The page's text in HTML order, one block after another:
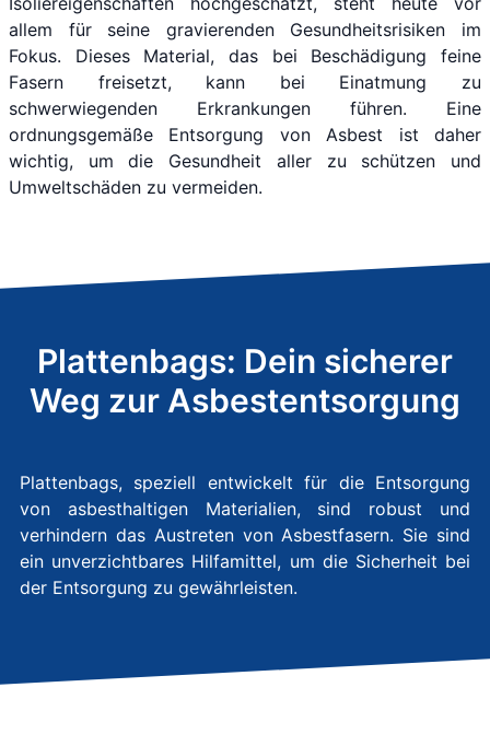
allem für seine gravierenden Gesundheitsrisiken im
Fokus. Dieses Material, das bei Beschädigung feine
Fasern freisetzt, kann bei Einatmung zu
schwerwiegenden Erkrankungen führen. Eine
ordnungsgemäße Entsorgung von Asbest ist daher
wichtig, um die Gesundheit aller zu schützen und
Umweltschäden zu vermeiden.
Plattenbags: Dein sicherer
Weg zur Asbestentsorgung
Plattenbags, speziell entwickelt für die Entsorgung
von asbesthaltigen Materialien, sind robust und
verhindern das Austreten von Asbestfasern. Sie sind
ein unverzichtbares Hilfamittel, um die Sicherheit bei
der Entsorgung zu gewährleisten.